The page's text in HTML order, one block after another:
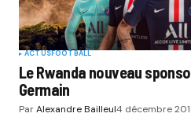
ACTUSFOOTBALL
Le Rwanda nouveau
Germain
ParAlexandre Bailleul4 décembre